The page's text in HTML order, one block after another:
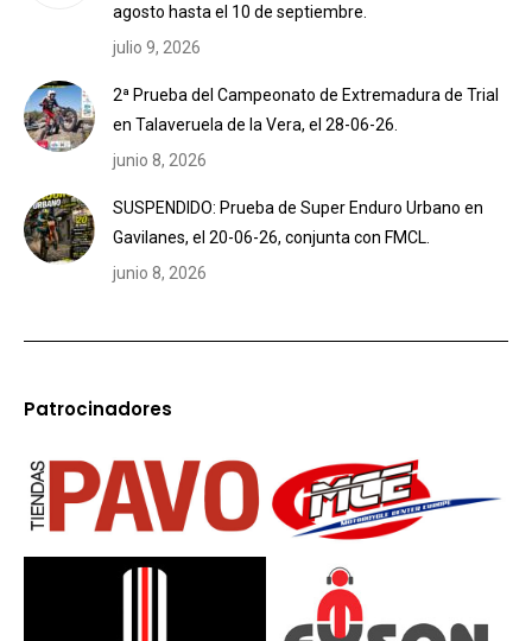
agosto hasta el 10 de septiembre.
julio 9, 2026
2ª Prueba del Campeonato de Extremadura de Trial
en Talaveruela de la Vera, el 28-06-26.
junio 8, 2026
SUSPENDIDO: Prueba de Super Enduro Urbano en
Gavilanes, el 20-06-26, conjunta con FMCL.
junio 8, 2026
Patrocinadores